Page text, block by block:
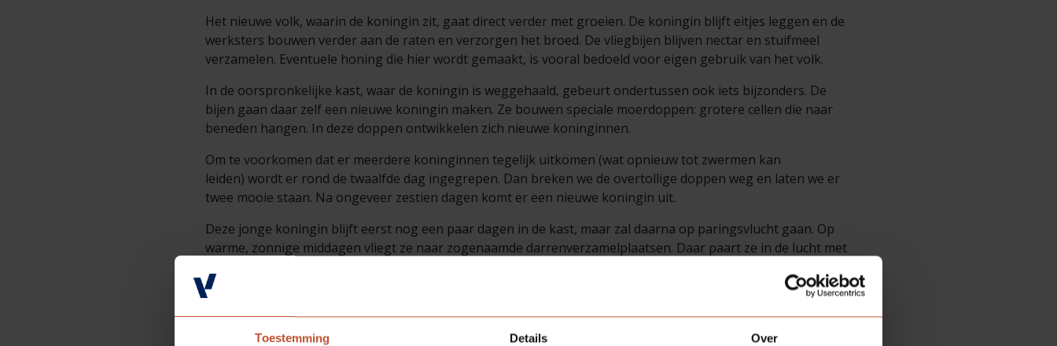
Toestemming Details Over
Het nieuwe volk, waarin de koningin zit, gaat direct verder met groeien. De koningin blijft eitjes leggen en de
werksters bouwen verder aan de raten en verzorgen het broed. De vliegbijen blijven nectar en stuifmeel
verzamelen. Eventuele honing die hier wordt gemaakt, is vooral bedoeld voor eigen gebruik van het volk.
In de oorspronkelijke kast, waar de koningin is weggehaald, gebeurt ondertussen ook iets bijzonders. De
bijen gaan daar zelf een nieuwe koningin maken. Ze bouwen speciale moerdoppen: grotere cellen die naar
beneden hangen. In deze doppen ontwikkelen zich nieuwe koninginnen.
Om te voorkomen dat er meerdere koninginnen tegelijk uitkomen (wat opnieuw tot zwermen kan
leiden) wordt er rond de twaalfde dag ingegrepen. Dan breken we de overtollige doppen weg en laten we er
twee mooie staan. Na ongeveer zestien dagen komt er een nieuwe koningin uit.
Deze jonge koningin blijft eerst nog een paar dagen in de kast, maar zal daarna op paringsvlucht gaan. Op
warme, zonnige middagen vliegt ze naar zogenaamde darrenverzamelplaatsen. Daar paart ze in de lucht met
Na de paring keert ze terug naar de kast en, als alles goed is gegaan, zal ze niet meer op bruidsvlucht gaan.
Enkele dagen later begint ze met het leggen van bevruchte eitjes. Dit kan ze vervolgens twee tot vier jaar
volhouden.